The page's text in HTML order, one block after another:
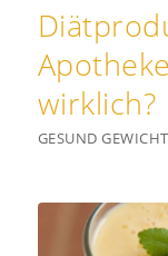
wirklich?
GESUND